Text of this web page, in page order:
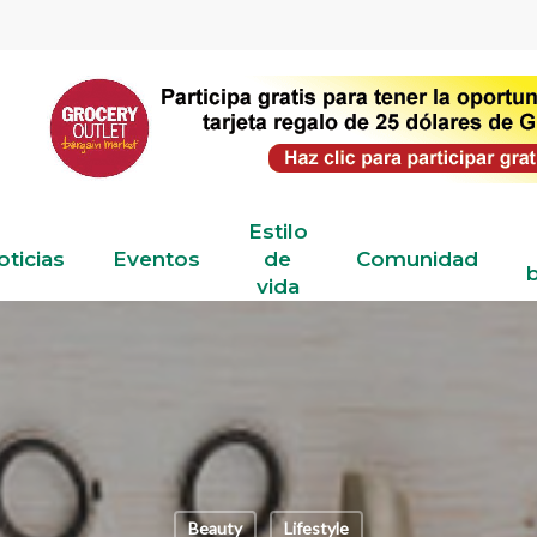
Eventos
Estilo
de
vida
Comunidad
Beauty Lifestyle